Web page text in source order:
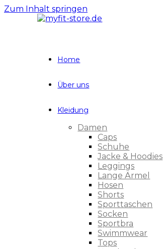
Zum Inhalt springen
Home
Über uns
Kleidung
Damen
Caps
Schuhe
Jacke & Hoodies
Leggings
Lange Ärmel
Hosen
Shorts
Sporttaschen
Socken
Sportbra
Swimmwear
Tops